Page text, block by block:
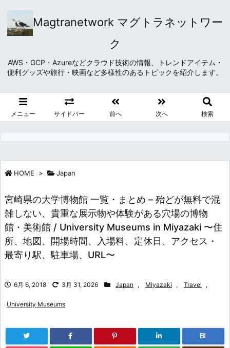
Magtranetwork マグトラネットワー
ク
AWS・GCP・Azureなどクラウド技術の情報、トレンドアイテム・
便利グッズや旅行・映画など多様性のあるトピックを紹介します。
メニュー サイドバー 前へ 次へ 検索
HOME > Japan
宮崎県の大学博物館 一覧・まとめ – 殆どが無料で混
雑しない、貴重な展示物や体験がある穴場の博物
館・美術館 / University Museums in Miyazaki 〜住
所、地図、開場時間、入場料、定休日、アクセス・
最寄り駅、駐車場、URL〜
6月 6, 2018 3月 31, 2026 Japan , Miyazaki , Travel ,
University Museums
B!